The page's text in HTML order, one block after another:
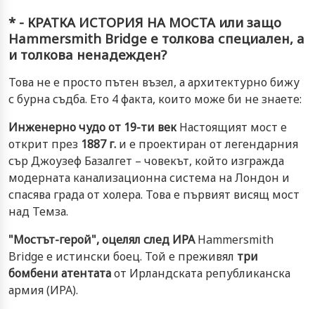
* - КРАТКА ИСТОРИЯ НА МОСТА или защо
Hammersmith Bridge е толкова специален, а
и толкова ненадежден?
Това не е просто пътен възел, а архитектурно бижу
с бурна съдба. Ето 4 факта, които може би не знаете:
Инженерно чудо от 19-ти векНастоящият мост е
открит през 1887 г. и е проектиран от легендарния
сър Джоузеф Базалгет – човекът, който изгражда
модерната канализационна система на Лондон и
спасява града от холера. Това е първият висящ мост
над Темза.
"Мостът-герой", оцелял след ИРАHammersmith
Bridge е истински боец. Той е преживял три
бомбени атентатаот Ирландската републиканска
армия (ИРА).